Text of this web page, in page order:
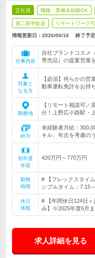
正社員 職種・業種未経験OK
第二新卒歓迎 リモートワーク可
情報更新日：2026/06/16 終了予定
仕事内容
自社ブランドコスメ
専売品）の提案営業
対象と
なる方
【必須】何らかの営
動車運転免許をお持
勤務地
【リモート相談可／
分！上野広小路駅・
給与
未経験者月給：
キル、年次を考慮の
初年度
年収
420万円～770万円
勤務
時間
# 【フレックスタイ
シブルタイム：7:15
休日
休暇
# 【年間休日124日
み】※2025年度6月
求人詳細を見る